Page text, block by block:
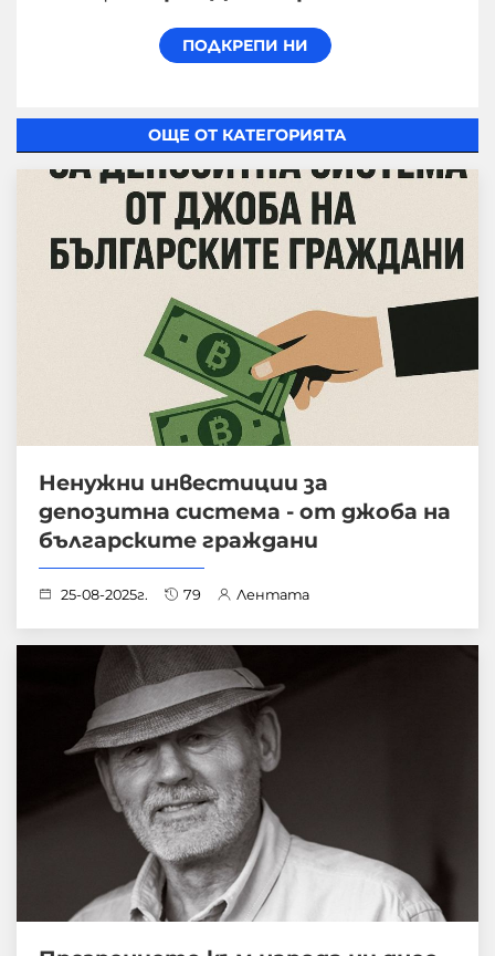
ОЩЕ ОТ КАТЕГОРИЯТА
Ненужни инвестиции за
депозитна система - от джоба на
българските граждани
25-08-2025г. 79 Лентата